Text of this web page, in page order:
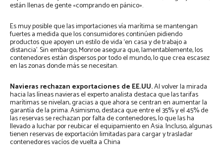
están llenas de gente «comprando en pánico».
Es muy posible que las importaciones vía marítima se mantengan
fuertes a medida que los consumidores continúen pidiendo
productos que apoyen un estilo de vida ‘en casa y de trabajo a
distancia’. Sin embargo, Monroe asegura que, lamentablemente, los
contenedores están dispersos por todo el mundo, lo que crea escasez
en las zonas donde más se necesitan.
Navieras rechazan exportaciones de EE.UU.Al volver la mirada
hacia las líneas navieras el experto analista destaca que las tarifas
marítimas se nivelan, gracias a que ahora se centran en aumentar la
garantía de la prima. Asimismo, destaca que entre el 35% y el 45% de
las reservas se rechazan por falta de contenedores, lo que las ha
llevado a luchar por reubicar el equipamiento en Asia. Incluso, algunas
tienen reservas de exportación limitadas para cargar y trasladar
contenedores vacíos de vuelta a China